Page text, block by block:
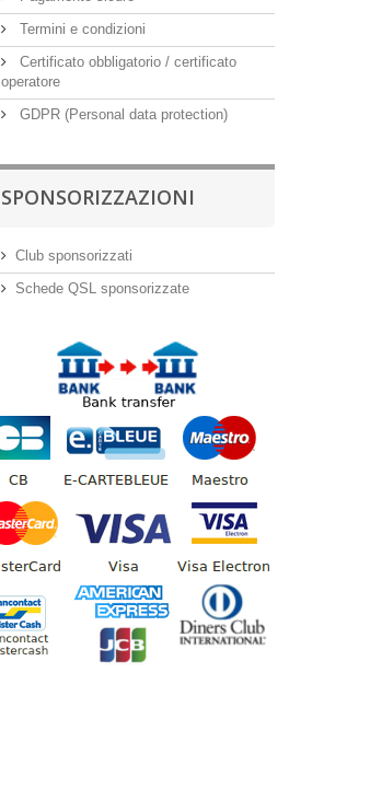
Termini e condizioni
Certificato obbligatorio / certificato
operatore
GDPR (Personal data protection)
SPONSORIZZAZIONI
Club sponsorizzati
Schede QSL sponsorizzate